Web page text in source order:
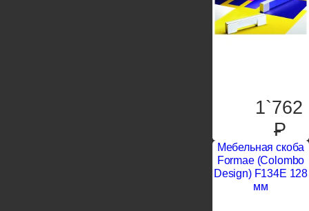
1`762
P
Мебельная скоба
Formae (Colombo
Design) F134E 128
мм